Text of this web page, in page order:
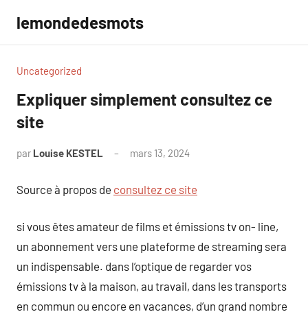
contenu
lemondedesmots
Uncategorized
Expliquer simplement consultez ce
site
par Louise KESTEL mars 13, 2024
Source à propos de consultez ce site
si vous êtes amateur de films et émissions tv on- line,
un abonnement vers une plateforme de streaming sera
un indispensable. dans l’optique de regarder vos
émissions tv à la maison, au travail, dans les transports
en commun ou encore en vacances, d’un grand nombre